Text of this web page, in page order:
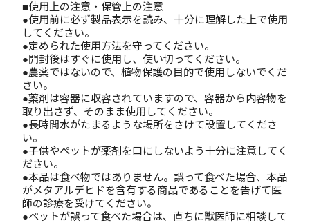
■使用上の注意・保管上の注意
●使用前に必ず製品表示を読み、十分に理解した上で使用
してください。
●定められた使用方法を守ってください。
●開封後はすぐに使用し、使い切ってください。
●農薬ではないので、植物保護の目的で使用しないでくだ
さい。
●薬剤は容器に収容されていますので、容器から内容物を
取り出さず、そのまま使用してください。
●長時間水がたまるような場所をさけて設置してくださ
い。
●子供やペットが薬剤を口にしないよう十分に注意してく
ださい。
●本品は食べ物ではありません。誤って食べた場合、本品
がメタアルデヒドを含有する商品であることを告げて医
師の診療を受けてください。
●ペットが誤って食べた場合は、直ちに獣医師に相談して